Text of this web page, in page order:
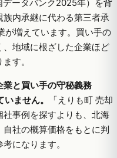
ータバンク2025年）を背
内承継に代わる第三者承
が増えています。買い手の
地域に根ざした企業ほど
す。
と買い手の守秘義務
ません。
「えりも町 売却
事例を探すよりも、北海
社の概算価格をもとに判
になります。